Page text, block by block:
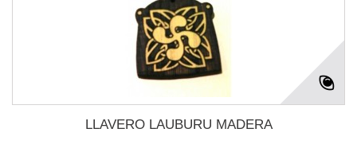
LLAVERO LAUBURU MADERA